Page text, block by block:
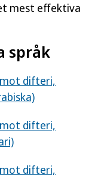
mest effektiva
språk
mot difteri,
mot difteri,
mot difteri,